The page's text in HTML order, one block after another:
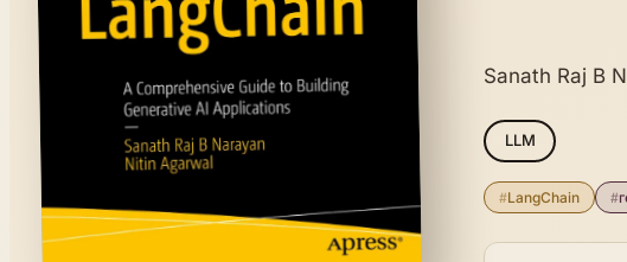
Sanath Raj B
LLM
#LangChain #